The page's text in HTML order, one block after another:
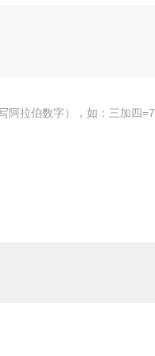
阿拉伯数字），如：三加四=7